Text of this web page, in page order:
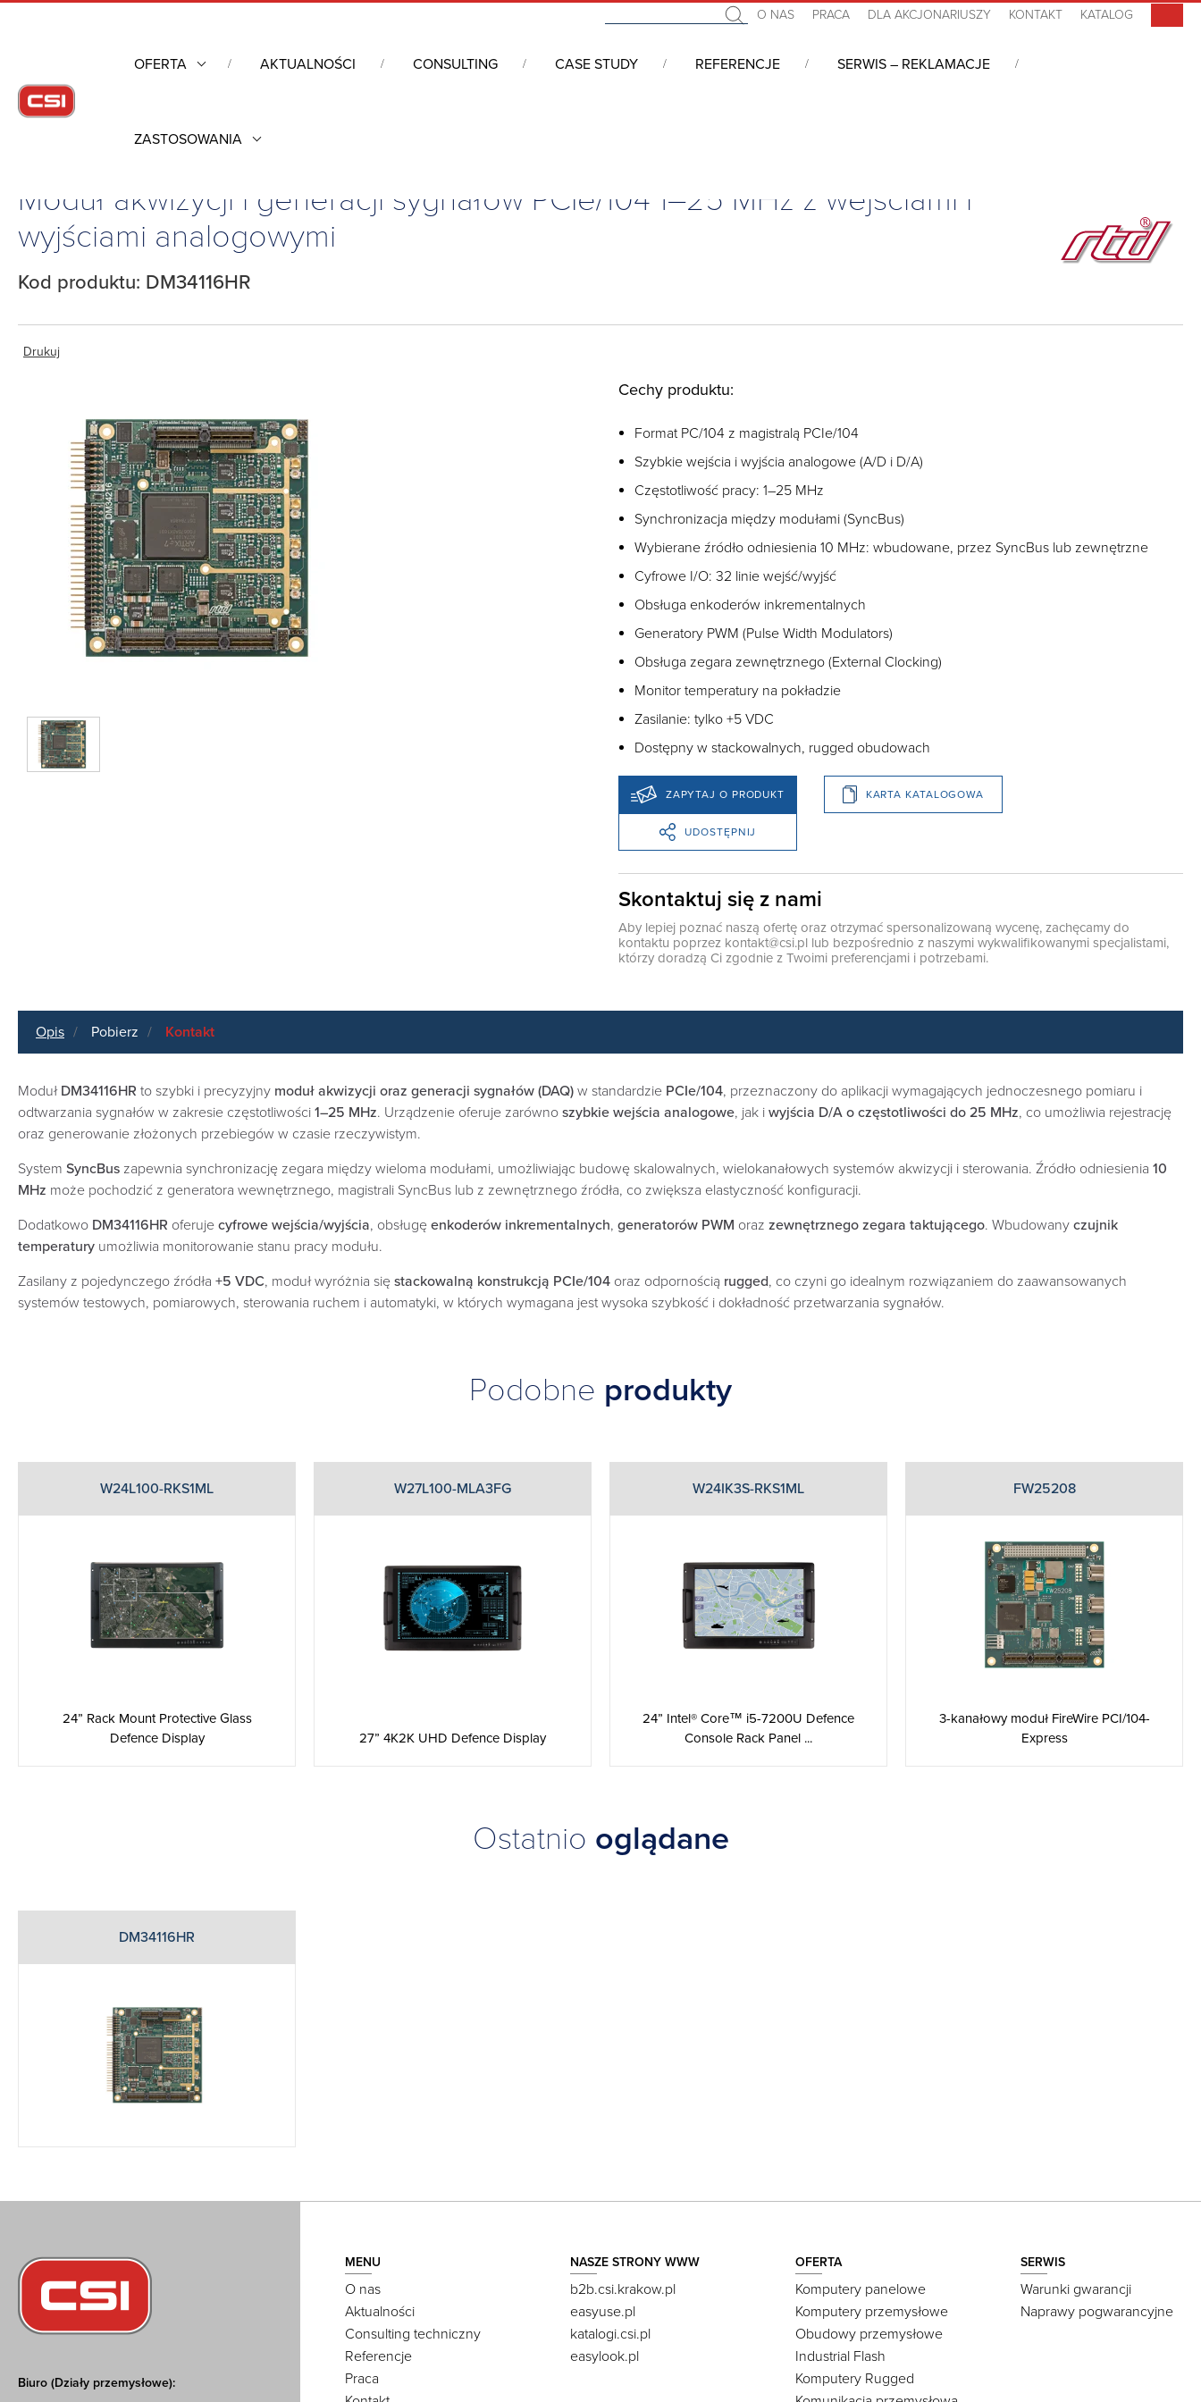
O NAS PRACA DLA AKCJONARIUSZY KONTAKT KATALOG
OFERTA AKTUALNOŚCI CONSULTING CASE STUDY REFERENCJE SERWIS – REKLAMACJE
ZASTOSOWANIA
Komputery Rugged /
Moduł akwizycji i generacji sygnałów PCIe/104 1–25 MHz z wejściami i
wyjściami analogowymi
Kod produktu: DM34116HR
Drukuj
Cechy produktu:
Format PC/104 z magistralą PCIe/104
Szybkie wejścia i wyjścia analogowe (A/D i D/A)
Częstotliwość pracy: 1–25 MHz
Synchronizacja między modułami (SyncBus)
Wybierane źródło odniesienia 10 MHz: wbudowane, przez SyncBus lub zewnętrzne
Cyfrowe I/O: 32 linie wejść/wyjść
Obsługa enkoderów inkrementalnych
Generatory PWM (Pulse Width Modulators)
Obsługa zegara zewnętrznego (External Clocking)
Monitor temperatury na pokładzie
Zasilanie: tylko +5 VDC
Dostępny w stackowalnych, rugged obudowach
ZAPYTAJ O PRODUKT KARTA KATALOGOWA
UDOSTĘPNIJ
Skontaktuj się z nami
Aby lepiej poznać naszą ofertę oraz otrzymać spersonalizowaną wycenę, zachęcamy do
kontaktu poprzez kontakt@csi.pl lub bezpośrednio z naszymi wykwalifikowanymi specjalistami,
którzy doradzą Ci zgodnie z Twoimi preferencjami i potrzebami.
Opis Pobierz Kontakt
Moduł DM34116HR to szybki i precyzyjny moduł akwizycji oraz generacji sygnałów (DAQ) w standardzie PCIe/104, przeznaczony do aplikacji wymagających jednoczesnego pomiaru i
odtwarzania sygnałów w zakresie częstotliwości 1–25 MHz. Urządzenie oferuje zarówno szybkie wejścia analogowe, jak i wyjścia D/A o częstotliwości do 25 MHz, co umożliwia rejestrację
oraz generowanie złożonych przebiegów w czasie rzeczywistym.
System SyncBus zapewnia synchronizację zegara między wieloma modułami, umożliwiając budowę skalowalnych, wielokanałowych systemów akwizycji i sterowania. Źródło odniesienia 10
MHz może pochodzić z generatora wewnętrznego, magistrali SyncBus lub z zewnętrznego źródła, co zwiększa elastyczność konfiguracji.
Dodatkowo DM34116HR oferuje cyfrowe wejścia/wyjścia, obsługę enkoderów inkrementalnych, generatorów PWM oraz zewnętrznego zegara taktującego. Wbudowany czujnik
temperatury umożliwia monitorowanie stanu pracy modułu.
Zasilany z pojedynczego źródła +5 VDC, moduł wyróżnia się stackowalną konstrukcją PCIe/104 oraz odpornością rugged, co czyni go idealnym rozwiązaniem do zaawansowanych
systemów testowych, pomiarowych, sterowania ruchem i automatyki, w których wymagana jest wysoka szybkość i dokładność przetwarzania sygnałów.
Podobne produkty
W24L100-RKS1ML
24” Rack Mount Protective Glass
Defence Display
W27L100-MLA3FG
27” 4K2K UHD Defence Display
W24IK3S-RKS1ML
24” Intel® Core™ i5-7200U Defence
Console Rack Panel ...
FW25208
3-kanałowy moduł FireWire PCI/104-
Express
Ostatnio oglądane
DM34116HR
Biuro (Działy przemysłowe):
MENU
O nas
Aktualności
Consulting techniczny
Referencje
Praca
NASZE STRONY WWW
b2b.csi.krakow.pl
easyuse.pl
katalogi.csi.pl
easylook.pl
OFERTA
Komputery panelowe
Komputery przemysłowe
Obudowy przemysłowe
Industrial Flash
Komputery Rugged
SERWIS
Warunki gwarancji
Naprawy pogwarancyjne